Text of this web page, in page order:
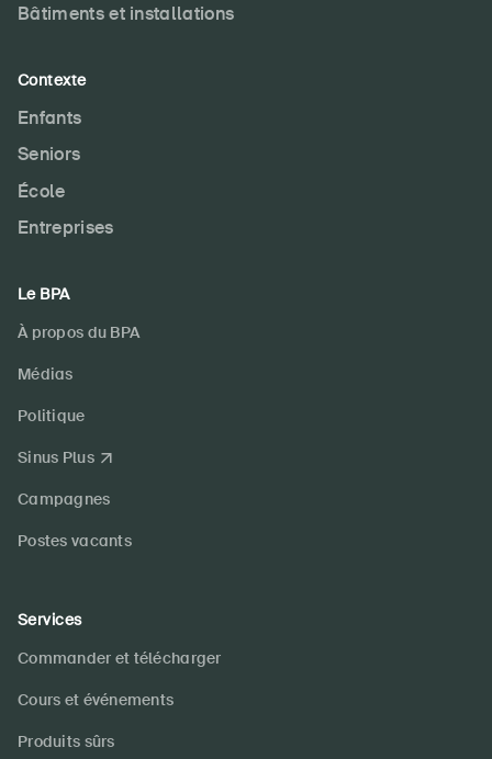
Bâtiments et installations
Contexte
Enfants
Seniors
École
Entreprises
Le BPA
À propos du BPA
Médias
Politique
Sinus Plus
Campagnes
Postes vacants
Services
Commander et télécharger
Cours et événements
Produits sûrs